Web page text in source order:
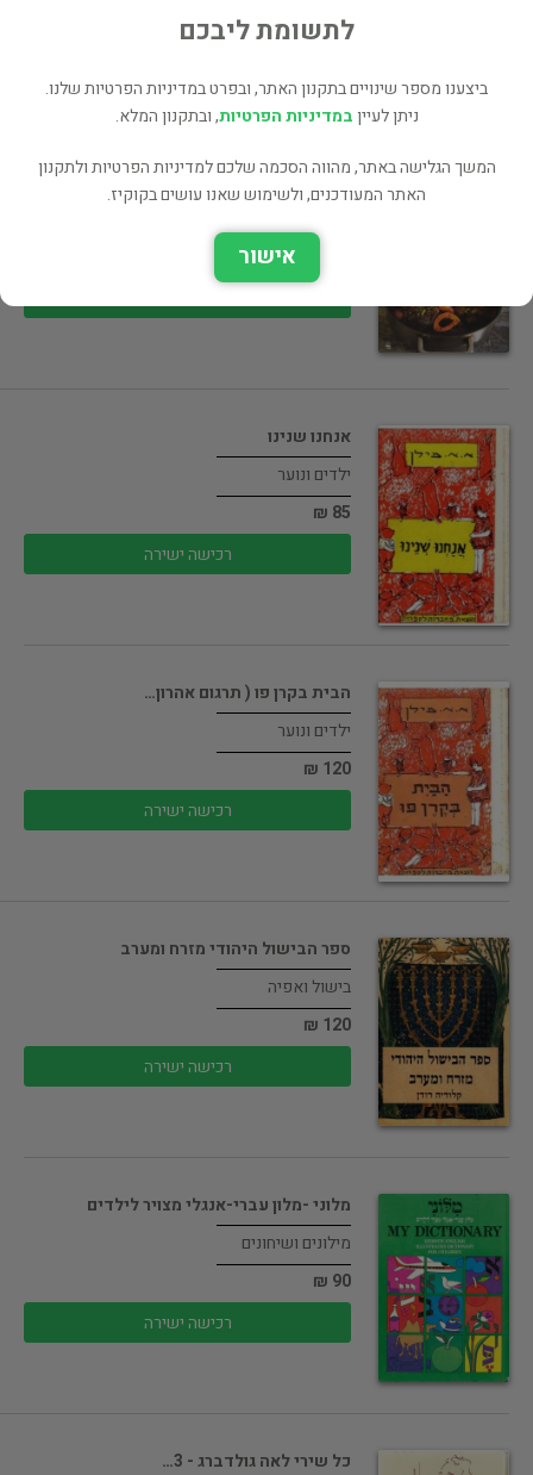
רכישה ישירה
ארז קומרובסקי מבשל ואופה
אנחנו שנינו
ילדים ונוער
85 ₪
רכישה ישירה
הבית בקרן פו ( תרגום אהרון…
ילדים ונוער
120 ₪
רכישה ישירה
ספר הבישול היהודי מזרח ומערב
בישול ואפיה
120 ₪
רכישה ישירה
מלוני -מלון עברי-אנגלי מצויר לילדים
מילונים ושיחונים
90 ₪
רכישה ישירה
כל שירי לאה גולדברג - 3…
לתשומת ליבכם
ביצענו מספר שינויים בתקנון האתר, ובפרט במדיניות הפרטיות שלנו.
ניתן לעייןבמדיניות הפרטיות, ובתקנון המלא.
המשך הגלישה באתר, מהווה הסכמה שלכם למדיניות הפרטיות ולתקנון
האתר המעודכנים, ולשימוש שאנו עושים בקוקיז.
אישור